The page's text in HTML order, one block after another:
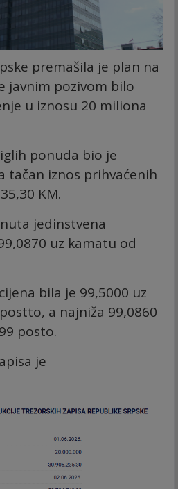
premašila je plan na
javnim pozivom bilo
u iznosu 20 miliona
ponuda bio je
tačan iznos prihvaćenih
KM.
jedinstvena
uz kamatu od
bila je 99,5000 uz
a najniža 99,0860
posto.
je